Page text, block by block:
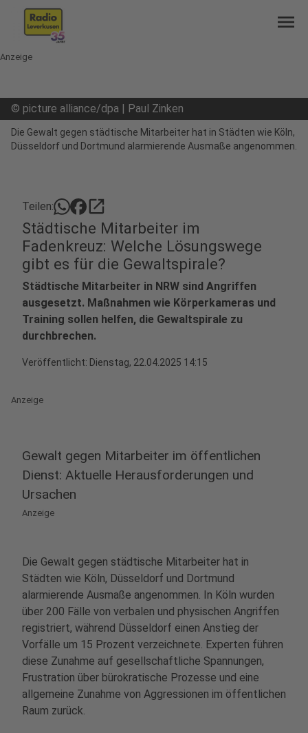
menu
Anzeige
© picture alliance/dpa | Paul Zinken
Die Gewalt gegen städtische Mitarbeiter hat in Städten wie Köln,
Düsseldorf und Dortmund alarmierende Ausmaße angenommen.
Teilen: open_in_new
Städtische Mitarbeiter im
Fadenkreuz: Welche Lösungswege
gibt es für die Gewaltspirale?
Städtische Mitarbeiter in NRW sind Angriffen
ausgesetzt. Maßnahmen wie Körperkameras und
Training sollen helfen, die Gewaltspirale zu
durchbrechen.
Veröffentlicht: Dienstag, 22.04.2025 14:15
Anzeige
Gewalt gegen Mitarbeiter im öffentlichen
Dienst: Aktuelle Herausforderungen und
Ursachen
Anzeige
Die Gewalt gegen städtische Mitarbeiter hat in
Städten wie Köln, Düsseldorf und Dortmund
alarmierende Ausmaße angenommen. In Köln wurden
über 200 Fälle von verbalen und physischen Angriffen
registriert, während Düsseldorf einen Anstieg der
Vorfälle um 15 Prozent verzeichnete. Experten führen
diese Zunahme auf gesellschaftliche Spannungen,
Frustration über bürokratische Prozesse und eine
allgemeine Zunahme von Aggressionen im öffentlichen
Raum zurück.